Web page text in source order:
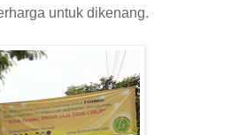
untuk dikenang.